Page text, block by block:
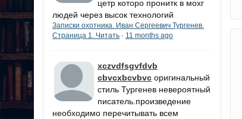
цетр которо пронитк в мохг
людей через высок технологий
Записки охотника. Иван Сергеевич Тургенев.
Страница 1. Читать · 11 months ago
xczvdfsgvfdvb
cbvcxbcvbvc оригинальный
стиль Тургенев невероятный
писатель.произведение
необходимо перечитывать всем